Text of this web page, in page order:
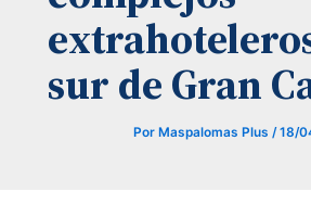
sur de Gran
Por Maspalomas Plus /18/